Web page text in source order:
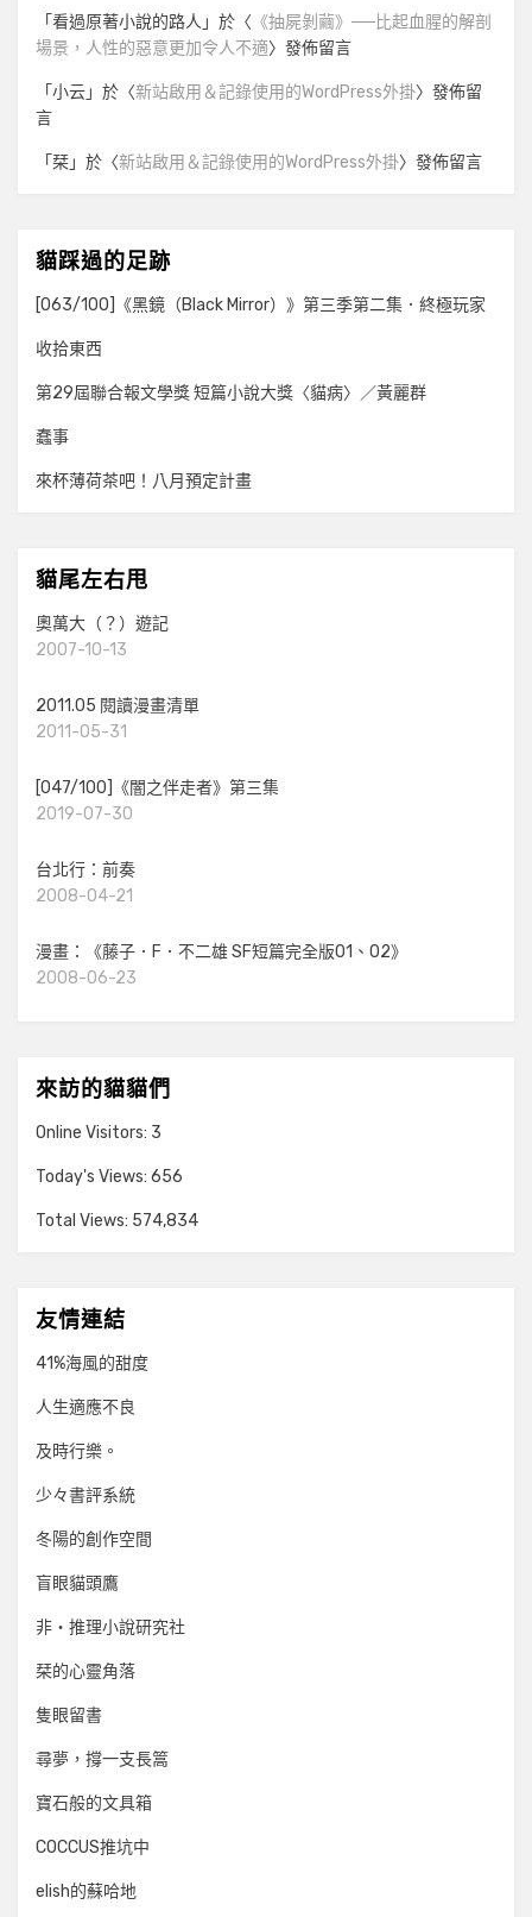
「看過原著小說的路人 」於〈 《抽屍剝繭》──比起血腥的解剖
場景，人性的惡意更加令人不適〉發佈留言
「小云」於〈新站啟用＆記錄使用的WordPress外掛〉發佈留
言
「栞」於〈新站啟用＆記錄使用的WordPress外掛〉發佈留言
貓踩過的足跡
[063/100]《黑鏡（Black Mirror）》第三季第二集．終極玩家
收拾東西
第29屆聯合報文學獎 短篇小說大獎〈貓病〉／黃麗群
蠢事
來杯薄荷茶吧！八月預定計畫
貓尾左右甩
奧萬大（？）遊記
2007-10-13
2011.05 閱讀漫畫清單
2011-05-31
[047/100]《闇之伴走者》第三集
2019-07-30
台北行：前奏
2008-04-21
漫畫：《藤子．F．不二雄 SF短篇完全版01、02》
2008-06-23
來訪的貓貓們
Online Visitors: 3
Today's Views: 656
Total Views: 574,834
友情連結
41%海風的甜度
人生適應不良
及時行樂。
少々書評系統
冬陽的創作空間
盲眼貓頭鷹
非‧推理小說研究社
栞的心靈角落
隻眼留書
尋夢，撐一支長篙
寶石般的文具箱
COCCUS推坑中
elish的蘇哈地